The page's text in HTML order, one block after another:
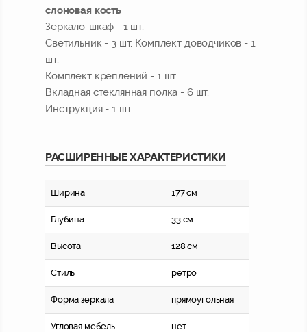
слоновая кость
Зеркало-шкаф - 1 шт.
Светильник - 3 шт. Комплект доводчиков - 1
шт.
Комплект креплений - 1 шт.
Вкладная стеклянная полка - 6 шт.
Инструкция - 1 шт.
РАСШИРЕННЫЕ ХАРАКТЕРИСТИКИ
Ширина 177 см
Глубина 33 см
Высота 128 см
Стиль ретро
Форма зеркала прямоугольная
Угловая мебель нет